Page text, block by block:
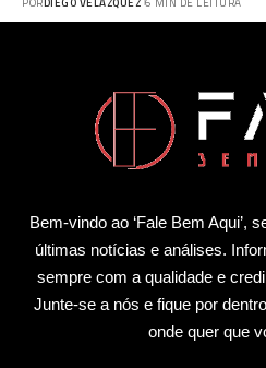
Bem-vindo ao ‘Fale Bem Aqui’,
últimas notícias e análises.
sempre com a qualidade e
Junte-se a nós e fique por
onde quer que